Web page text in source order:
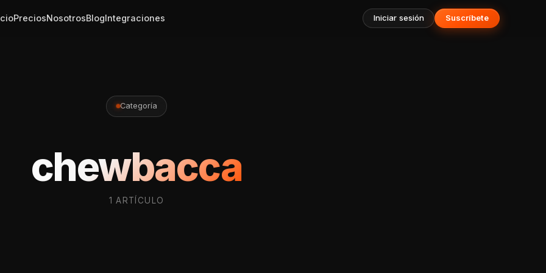
PreciosNosotrosBlogIntegraciones Iniciar sesión Suscríbete
Categoría
chewbacca
1 ARTÍCULO